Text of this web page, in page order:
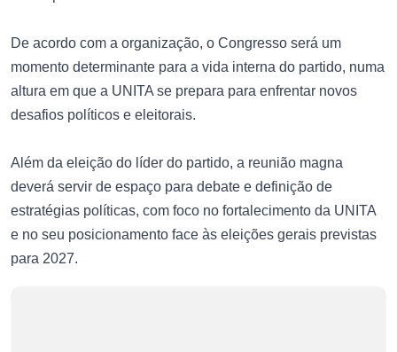
De acordo com a organização, o Congresso será um
momento determinante para a vida interna do partido, numa
altura em que a UNITA se prepara para enfrentar novos
desafios políticos e eleitorais.
Além da eleição do líder do partido, a reunião magna
deverá servir de espaço para debate e definição de
estratégias políticas, com foco no fortalecimento da UNITA
e no seu posicionamento face às eleições gerais previstas
para 2027.